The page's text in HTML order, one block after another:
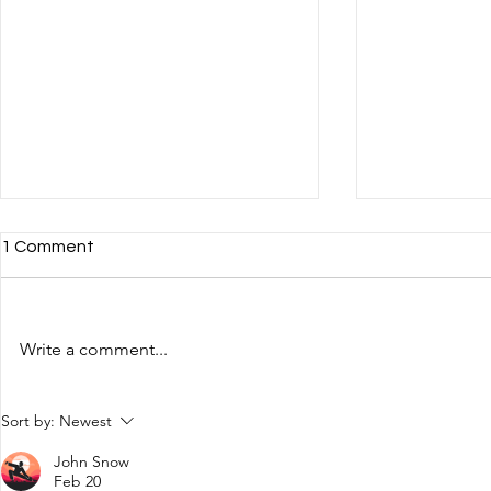
JANGAN NGAKU PAKAR
BRAND KALAU BELUM
BIKIN TAGLINE SEBANYAK
INI
1 Comment
Write a comment...
Sort by: Newest
John Snow
Feb 20